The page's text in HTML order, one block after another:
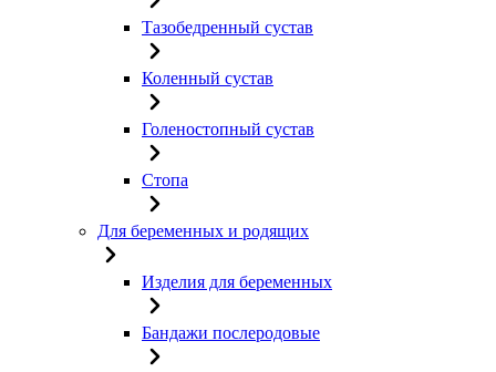
Тазобедренный сустав
Коленный сустав
Голеностопный сустав
Стопа
Для беременных и родящих
Изделия для беременных
Бандажи послеродовые